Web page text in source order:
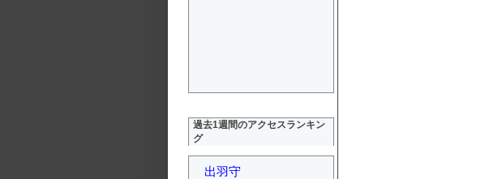
過去1週間のアクセスランキン
グ
出羽守